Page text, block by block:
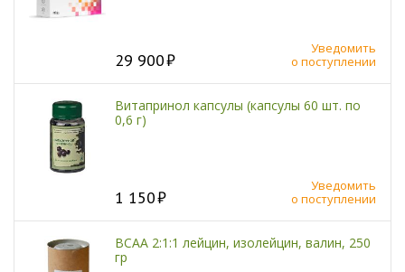
29 900
Уведомить
о поступлении
Витапринол капсулы (капсулы 60 шт. по
0,6 г)
1 150
Уведомить
о поступлении
BCAA 2:1:1 лейцин, изолейцин, валин, 250
гр